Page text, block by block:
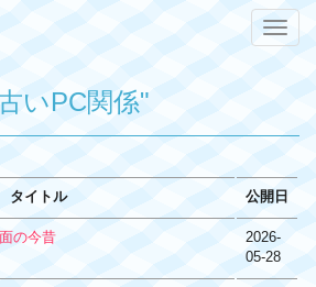
Toggle
いPC関係"
タイトル 公開日
の今昔
2026-
05-28